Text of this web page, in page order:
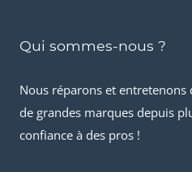
Qui sommes-nous ?
Nous réparons et
de grandes marques depuis
confiance à des pros !